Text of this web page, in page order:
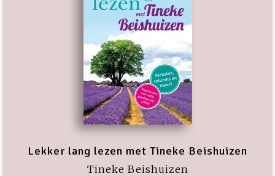
Lekker lang lezen met Tineke Beishuizen
Tineke Beishuizen